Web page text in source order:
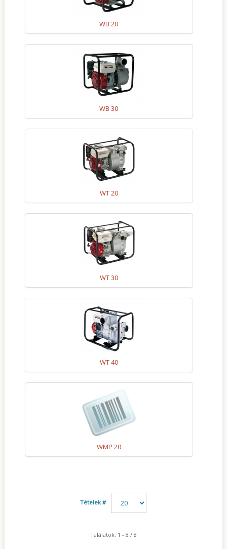
WB 20
WB 30
WT 20
WT 30
WT 40
WMP 20
Tételek #
Találatok: 1 - 8 / 8